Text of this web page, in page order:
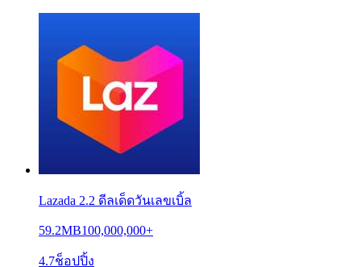
Lazada 2.2 ดีลเด็ดวันเลขเบิ้ล
59.2MB100,000,000+
4.7ช็อปปิ้ง